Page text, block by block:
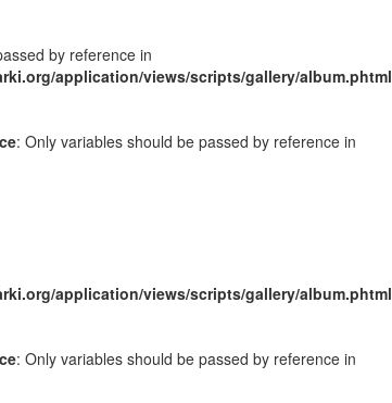
by reference in
application/views/scripts/gallery/album.phtml
: Only variables should be passed by reference in
application/views/scripts/gallery/album.phtml
: Only variables should be passed by reference in